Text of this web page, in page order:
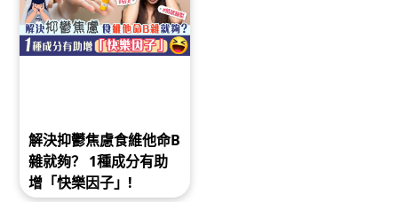
解決抑鬱焦慮食維他命B
雜就夠？ 1種成分有助
增「快樂因子」!